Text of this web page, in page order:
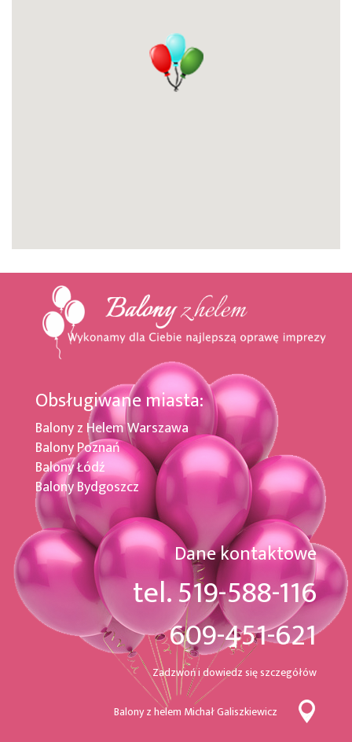
Obsługiwane miasta:
Balony z Helem Warszawa
Balony Poznań
Balony Łódź
Balony Bydgoszcz
Dane kontaktowe
tel. 519-588-116
609-451-621
Zadzwoń i dowiedz się szczegółów
Balony z helem Michał Galiszkiewicz